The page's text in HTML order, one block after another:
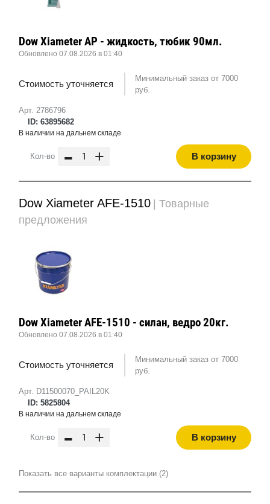
Арт. 2786796
ID: 63895682
Dow Xiameter AP - жидкость, тюбик 90мл.
Обновлено 07.08.2026 в 01:40
Стоимость уточняется
Минимальный заказ от 7000
руб.
В наличии на дальнем складе
Кол-во - + В корзину
Dow Xiameter AFE-1510 | Товарные
предложения
Арт. D11500070_PAIL20K
ID: 5825804
Dow Xiameter AFE-1510 - силан, ведро 20кг.
Обновлено 07.08.2026 в 01:40
Стоимость уточняется
Минимальный заказ от 7000
руб.
В наличии на дальнем складе
Кол-во - + В корзину
Показать все варианты комплектации (2)